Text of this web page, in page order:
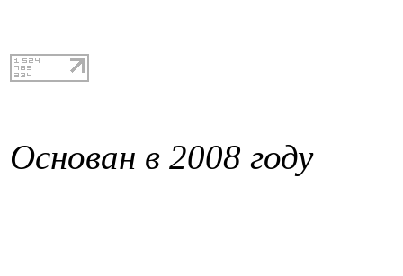
Основан в 2008 году